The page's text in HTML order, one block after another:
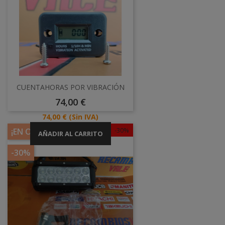
CUENTAHORAS POR VIBRACIÓN
Precio
74,00 €
Precio
74,00 € (Sin IVA)
AÑADIR AL CARRITO -30%
¡EN OFERTA!
-30%